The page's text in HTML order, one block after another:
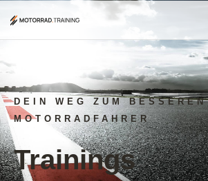
DEIN WEG ZUM BESSEREN
MOTORRADFAHRER
Trainings